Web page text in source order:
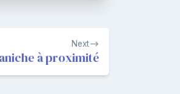
Next
à proximité